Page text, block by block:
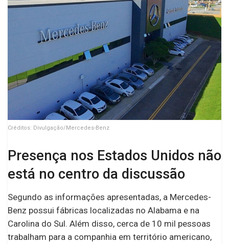
Créditos: Divulgação/Mercedes-Benz
Presença nos Estados Unidos não
está no centro da discussão
Segundo as informações apresentadas, a Mercedes-
Benz possui fábricas localizadas no Alabama e na
Carolina do Sul. Além disso, cerca de 10 mil pessoas
trabalham para a companhia em território americano,